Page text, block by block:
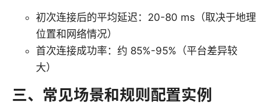
初次连接后的平均延迟：20-80 ms（取决于地理
位置和网络情况）
首次连接成功率：约 85%-95%（平台差异较
大）
三、常见场景和规则配置实例